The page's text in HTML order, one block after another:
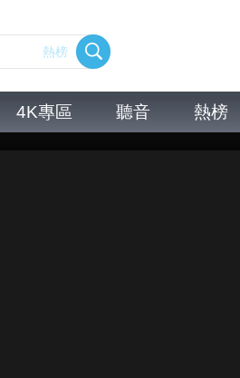
熱榜
4K專區 聽音 熱榜